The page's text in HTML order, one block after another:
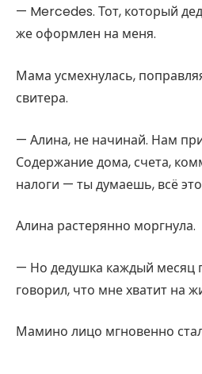
— Mercedes. Тот, который
же оформлен на меня.
Мама усмехнулась,
свитера.
— Алина, не начинай. Нам
Содержание дома, счета,
налоги — ты думаешь, всё
Алина растерянно моргнула.
— Но дедушка каждый месяц
говорил, что мне хватит на
Мамино лицо мгновенно